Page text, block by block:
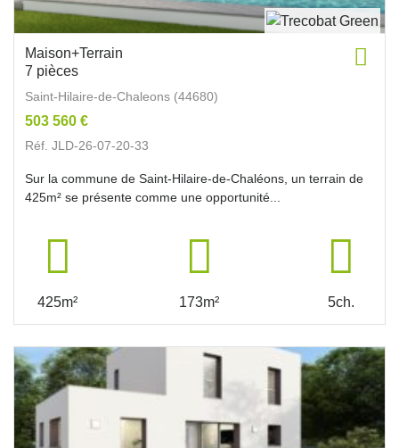
Maison+Terrain
7 pièces
Saint-Hilaire-de-Chaleons (44680)
503 560 €
Réf. JLD-26-07-20-33
Sur la commune de Saint-Hilaire-de-Chaléons, un terrain de
425m² se présente comme une opportunité...
425m² 173m² 5ch.